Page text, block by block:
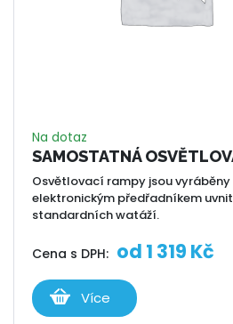
Na dotaz
SAMOSTATNÁ
Osvětlovací rampy jsou
elektronickým předřadníkem
standardních watáží.
Cena s DPH: od 1 319 Kč
Více